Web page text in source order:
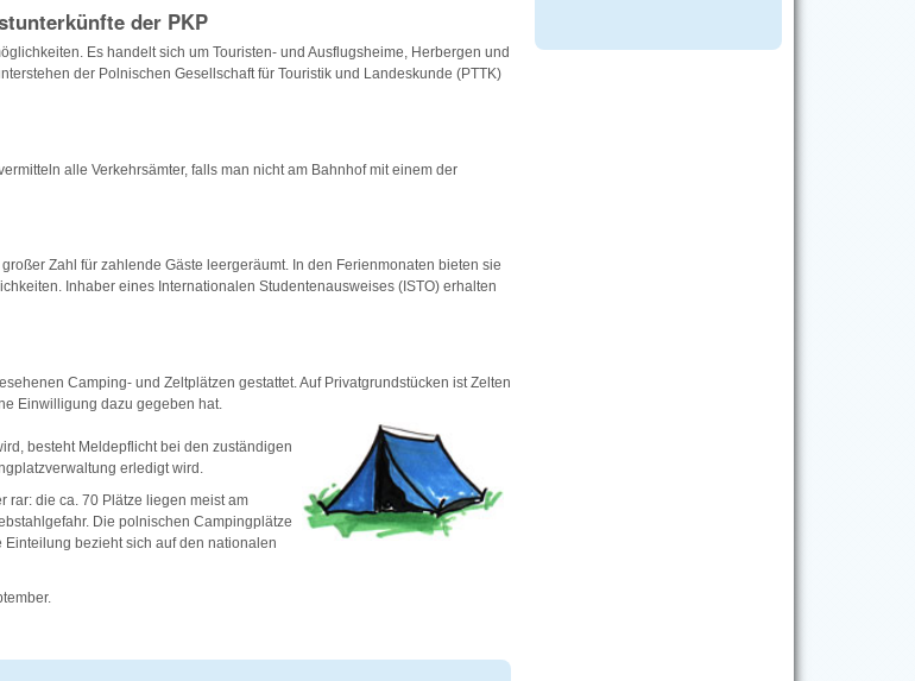
der PKP
Es handelt sich um Touristen- und Ausflugsheime, Herbergen und
der Polnischen Gesellschaft für Touristik und Landeskunde (PTTK)
alle Verkehrsämter, falls man nicht am Bahnhof mit einem der
Zahl für zahlende Gäste leergeräumt. In den Ferienmonaten bieten sie
Inhaber eines Internationalen Studentenausweises (ISTO) erhalten
Camping- und Zeltplätzen gestattet. Auf Privatgrundstücken ist Zelten
Einwilligung dazu gegeben hat.
besteht Meldepflicht bei den zuständigen
erledigt wird.
rar: die ca. 70 Plätze liegen meist am
Die polnischen Campingplätze
bezieht sich auf den nationalen